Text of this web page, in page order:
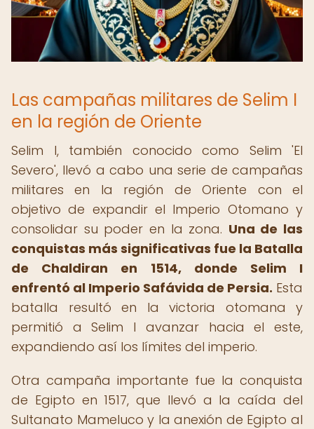
Las campañas militares de Selim I
en la región de Oriente
Selim I, también conocido como Selim 'El
Severo', llevó a cabo una serie de campañas
militares en la región de Oriente con el
objetivo de expandir el Imperio Otomano y
consolidar su poder en la zona. Una de las
conquistas más significativas fue la Batalla
de Chaldiran en 1514, donde Selim I
enfrentó al Imperio Safávida de Persia. Esta
batalla resultó en la victoria otomana y
permitió a Selim I avanzar hacia el este,
expandiendo así los límites del imperio.
Otra campaña importante fue la conquista
de Egipto en 1517, que llevó a la caída del
Sultanato Mameluco y la anexión de Egipto al